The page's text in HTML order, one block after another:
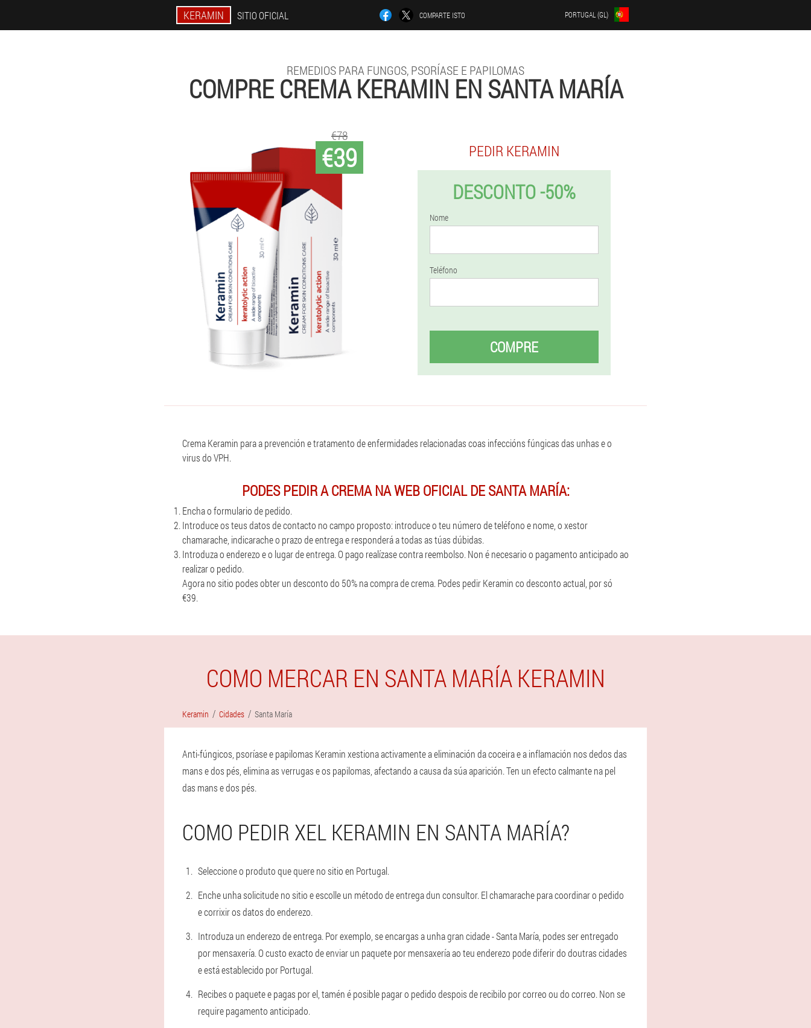
KERAMIN SITIO OFICIAL COMPARTE ISTO PORTUGAL (GL)
REMEDIOS PARA FUNGOS, PSORÍASE E PAPILOMAS
COMPRE CREMA KERAMIN EN SANTA MARÍA
€39
€78
PEDIR KERAMIN
DESCONTO -50%
Nome
Teléfono
COMPRE
Crema Keramin para a prevención e tratamento de enfermidades relacionadas coas infeccións fúngicas das unhas e o
virus do VPH.
PODES PEDIR A CREMA NA WEB OFICIAL DE SANTA MARÍA:
Encha o formulario de pedido.
Introduce os teus datos de contacto no campo proposto: introduce o teu número de teléfono e nome, o xestor
chamarache, indicarache o prazo de entrega e responderá a todas as túas dúbidas.
Introduza o enderezo e o lugar de entrega. O pago realízase contra reembolso. Non é necesario o pagamento anticipado ao
realizar o pedido.
Agora no sitio podes obter un desconto do 50% na compra de crema. Podes pedir Keramin co desconto actual, por só
€39.
COMO MERCAR EN SANTA MARÍA KERAMIN
Keramin Cidades Santa María
Anti-fúngicos, psoríase e papilomas Keramin xestiona activamente a eliminación da coceira e a inflamación nos dedos das
mans e dos pés, elimina as verrugas e os papilomas, afectando a causa da súa aparición. Ten un efecto calmante na pel
das mans e dos pés.
COMO PEDIR XEL KERAMIN EN SANTA MARÍA?
Seleccione o produto que quere no sitio en Portugal.
Enche unha solicitude no sitio e escolle un método de entrega dun consultor. El chamarache para coordinar o pedido
e corrixir os datos do enderezo.
Introduza un enderezo de entrega. Por exemplo, se encargas a unha gran cidade - Santa María, podes ser entregado
por mensaxería. O custo exacto de enviar un paquete por mensaxería ao teu enderezo pode diferir do doutras cidades
e está establecido por Portugal.
Recibes o paquete e pagas por el, tamén é posible pagar o pedido despois de recibilo por correo ou do correo. Non se
require pagamento anticipado.